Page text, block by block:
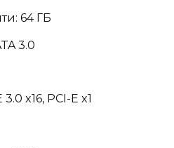
64 ГБ
3.0
x16, PCI-E x1